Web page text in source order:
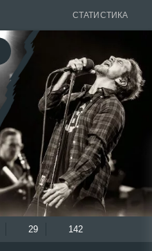
СТАТИСТИКА
29 142